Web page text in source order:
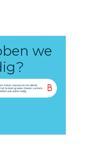
we
B
koken, wassen en om allerlei
te laten groeien. Koeien, varkens
ook water nodig.